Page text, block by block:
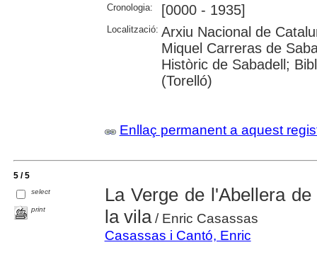
Cronologia: [0000 - 1935]
Localització: Arxiu Nacional de
Miquel Carreras de
Històric de Sabadell;
(Torelló)
Enllaç permanent a aquest
5 / 5
select
print
La Verge de l'Abellera
la vila/ Enric Casassas
Casassas i Cantó, Enric